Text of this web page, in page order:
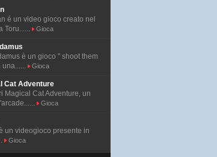
é un video gioco creato nel
Toru......
Gioca
è un gioco " shoot them
una......
Gioca
Cat Adventure
Magical Cat Adventure, un
Gioca
un videogioco presente in
Gioca